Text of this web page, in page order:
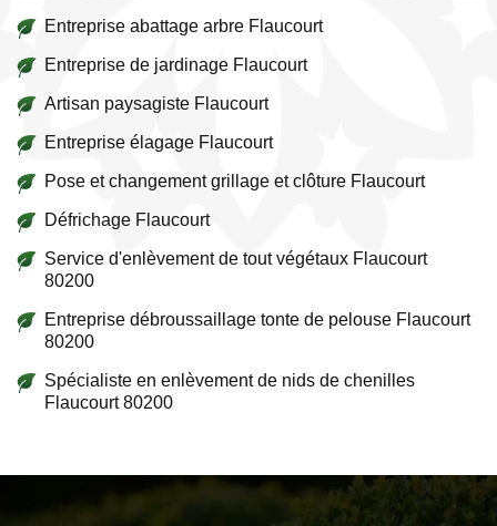
Entreprise abattage arbre Flaucourt
Entreprise de jardinage Flaucourt
Artisan paysagiste Flaucourt
Entreprise élagage Flaucourt
Pose et changement grillage et clôture Flaucourt
Défrichage Flaucourt
Service d'enlèvement de tout végétaux Flaucourt
80200
Entreprise débroussaillage tonte de pelouse Flaucourt
80200
Spécialiste en enlèvement de nids de chenilles
Flaucourt 80200